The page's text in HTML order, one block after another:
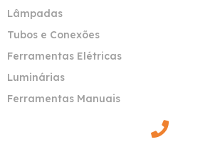
Lâmpadas
Tubos e Conexões
Ferramentas Elétricas
Luminárias
Ferramentas Manuais